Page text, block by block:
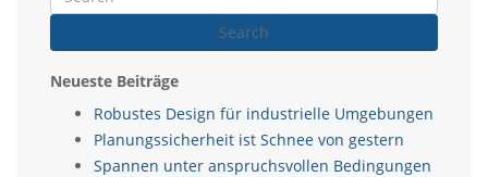
Search
Neueste Beiträge
Robustes Design für industrielle Umgebungen
Planungssicherheit ist Schnee von gestern
Spannen unter anspruchsvollen Bedingungen